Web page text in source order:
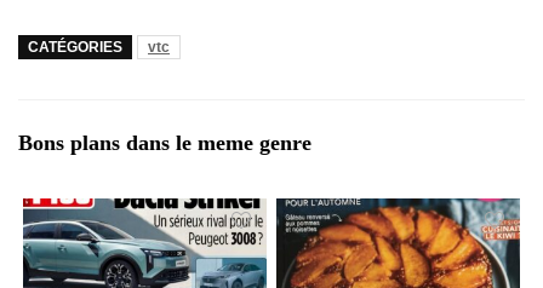
CATÉGORIES vtc
Bons plans dans le meme genre